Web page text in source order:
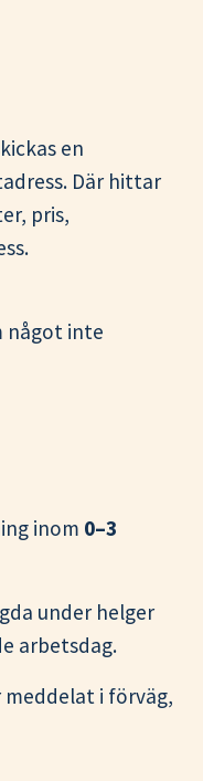
en
Där hittar
pris,
något inte
inom 0–3
under helger
arbetsdag.
meddelat i förväg,